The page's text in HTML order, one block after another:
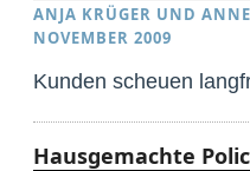
ANJA KRÜGER UND
NOVEMBER 2009
Kunden scheuen
Hausgemachte